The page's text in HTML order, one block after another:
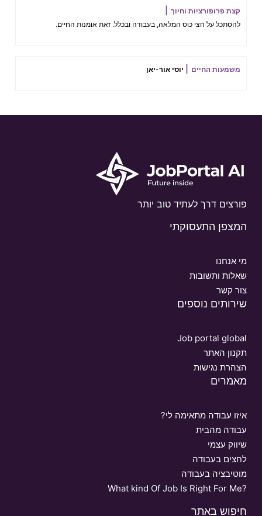
קצת פרופורציות וחיוך
להסתכל על חצי כוס המלאה, בעבודה ובכלל. זאת אומנות החיים.
משמעות החיים יוסי אור-יאן
פורצים דרך לעתיד טוב יותר
המצפן התעסוקתי
מי אנחנו
שאלות ותשובות
צור קשר
שירותים נוספים
Job portal global
תקנון האתר
הצהרת נגישות
מאמרים
איזו עבודה מתאימה לי?
עבודה מהבית
שיווק עצמי
לחצים בעבודה
מוטיבציה בעבודה
What kind Of Job Is Right For Me?
חיפוש באתר